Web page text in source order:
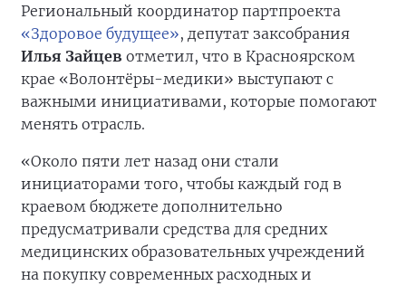
Региональный координатор партпроекта
«Здоровое будущее», депутат заксобрания
Илья Зайцев отметил, что в Красноярском
крае «Волонтёры-медики» выступают с
важными инициативами, которые помогают
менять отрасль.
«Около пяти лет назад они стали
инициаторами того, чтобы каждый год в
краевом бюджете дополнительно
предусматривали средства для средних
медицинских образовательных учреждений
на покупку современных расходных и